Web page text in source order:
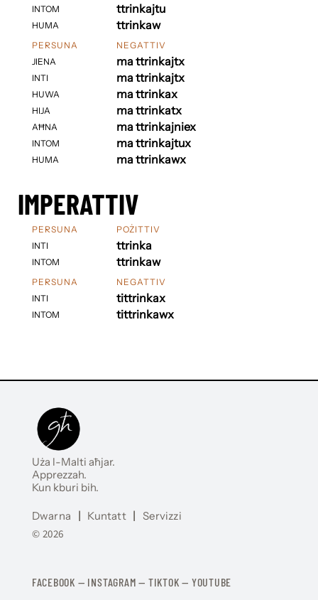
INTOM
HUMA
ttrinkajtu
ttrinkaw
PERSUNA
JIENA
INTI
HUWA
HIJA
AĦNA
INTOM
HUMA
NEGATTIV
ma ttrinkajtx
ma ttrinkajtx
ma ttrinkax
ma ttrinkatx
ma ttrinkajniex
ma ttrinkajtux
ma ttrinkawx
IMPERATTIV
PERSUNA
INTI
INTOM
POŻITTIV
ttrinka
ttrinkaw
PERSUNA
INTI
INTOM
NEGATTIV
tittrinkax
tittrinkawx
Uża l-Malti aħjar.
Apprezzah.
Kun kburi bih.
Dwarna | Kuntatt | Servizzi
© 2026
FACEBOOK — INSTAGRAM — TIKTOK — YOUTUBE